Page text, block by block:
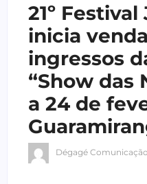
21º
inicia
ingressos
“Show das
a 24 de
Dégagé Comunicação